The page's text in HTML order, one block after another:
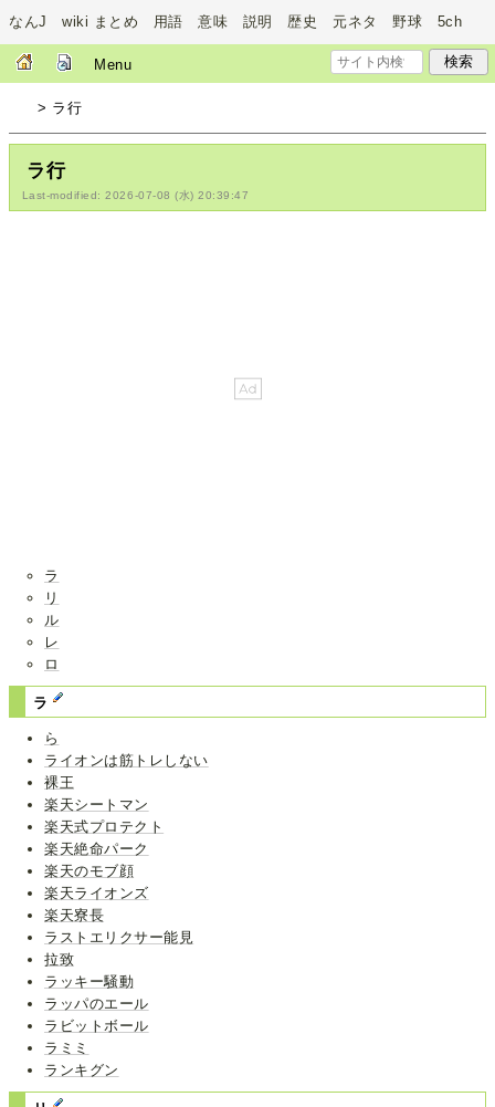
なんJ wiki まとめ 用語 意味 説明 歴史 元ネタ 野球 5ch
Menu
> ラ行
ラ行
Last-modified: 2026-07-08 (水) 20:39:47
ラ
リ
ル
レ
ロ
ラ
ら
ライオンは筋トレしない
裸王
楽天シートマン
楽天式プロテクト
楽天絶命パーク
楽天のモブ顔
楽天ライオンズ
楽天寮長
ラストエリクサー能見
拉致
ラッキー騒動
ラッパのエール
ラビットボール
ラミミ
ランキグン